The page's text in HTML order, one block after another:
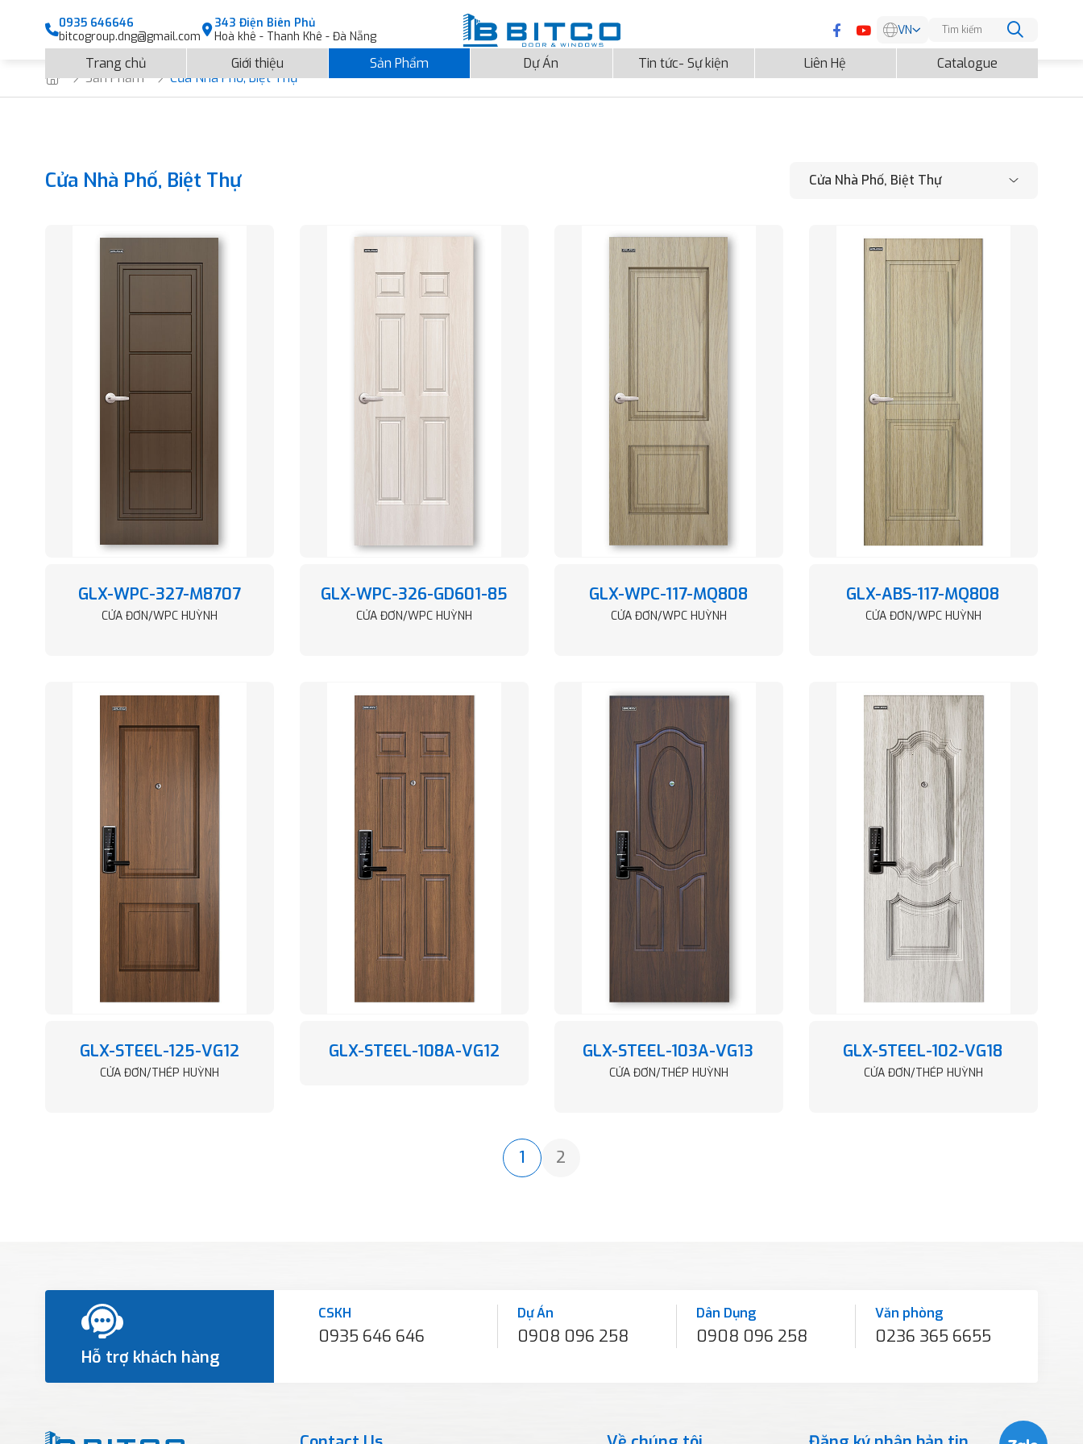
0935 646646
bitcogroup.dng@gmail.com
343 Điện Biên Phủ
Hoà khê - Thanh Khê - Đà Nẵng
VN
Trang chủ Giới thiệu Sản Phẩm Dự Án Tin tức- Sự kiện Liên Hệ
Catalogue
Sản Phẩm
Cửa Nhà Phố, Biệt Thự
Cửa Nhà Phố, Biệt Thự
GLX-WPC-327-M8707
CỬA ĐƠN/WPC HUỲNH
GLX-WPC-326-GD601-85
CỬA ĐƠN/WPC HUỲNH
GLX-WPC-117-MQ808
CỬA ĐƠN/WPC HUỲNH
GLX-ABS-117-MQ808
CỬA ĐƠN/WPC HUỲNH
GLX-STEEL-125-VG12
CỬA ĐƠN/THÉP HUỲNH
GLX-STEEL-108A-VG12 GLX-STEEL-103A-VG13
CỬA ĐƠN/THÉP HUỲNH
GLX-STEEL-102-VG18
CỬA ĐƠN/THÉP HUỲNH
1 2
Hỗ trợ khách hàng
CSKH
0935 646 646
Dự Án
0908 096 258
Dân Dụng
0908 096 258
Văn phòng
0236 365 6655